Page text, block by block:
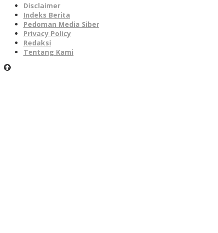
Disclaimer
Indeks Berita
Pedoman Media Siber
Privacy Policy
Redaksi
Tentang Kami